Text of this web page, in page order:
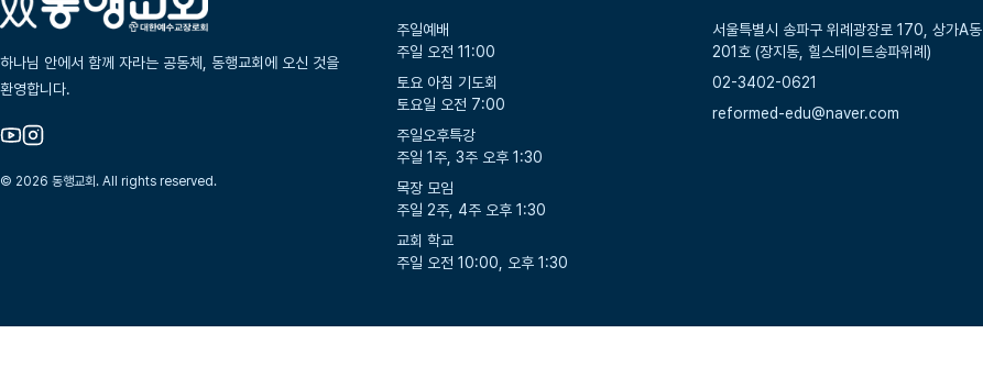
하나님 안에서 함께 자라는 공동체, 동행교회에 오신 것을
환영합니다.
© 2026 동행교회. All rights reserved.
주일예배
주일 오전 11:00
토요 아침 기도회
토요일 오전 7:00
주일오후특강
주일 1주, 3주 오후 1:30
목장 모임
주일 2주, 4주 오후 1:30
교회 학교
주일 오전 10:00, 오후 1:30
서울특별시 송파구 위례광장로 170, 상가A동
201호 (장지동, 힐스테이트송파위례)
02-3402-0621
reformed-edu@naver.com